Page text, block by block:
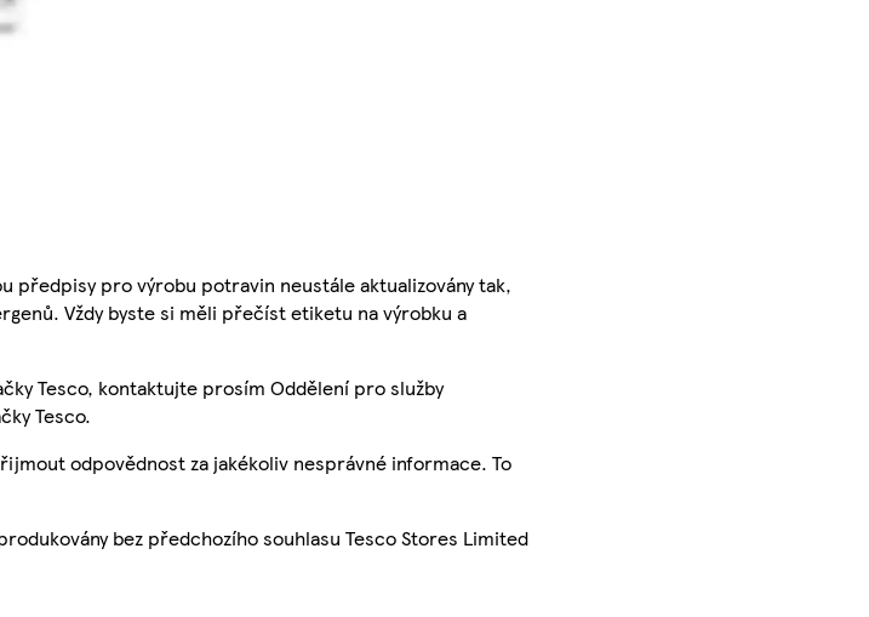
předpisy pro výrobu potravin neustále aktualizovány tak,
Vždy byste si měli přečíst etiketu na výrobku a
Tesco, kontaktujte prosím Oddělení pro služby
Tesco.
odpovědnost za jakékoliv nesprávné informace. To
bez předchozího souhlasu Tesco Stores Limited